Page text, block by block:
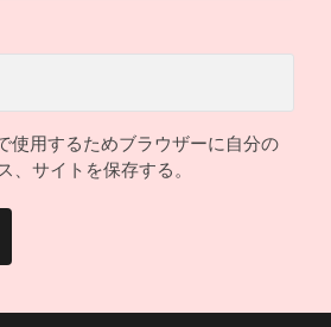
使用するためブラウザーに自分の
、サイトを保存する。